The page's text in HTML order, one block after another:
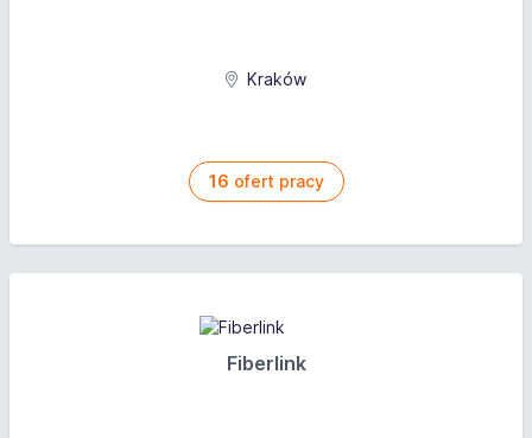
Kraków
16 ofert pracy
Fiberlink